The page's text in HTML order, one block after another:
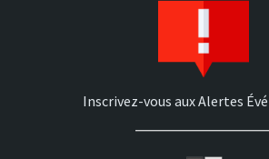
Inscrivez-vous aux Alertes